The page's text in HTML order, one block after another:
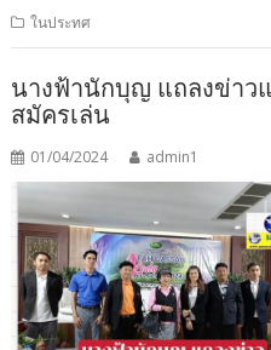
ในประทศ
นางฟ้านักบุญ แถลงข่าว
สมัครเล่น
01/04/2024 admin1